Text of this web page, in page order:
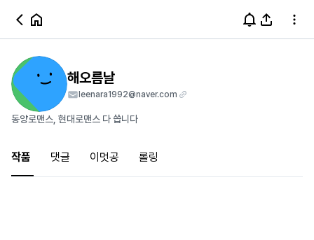
해오름날
leenara1992@naver.com
동양로맨스, 현대로맨스 다 씁니다
작품 댓글 이멋공 롤링